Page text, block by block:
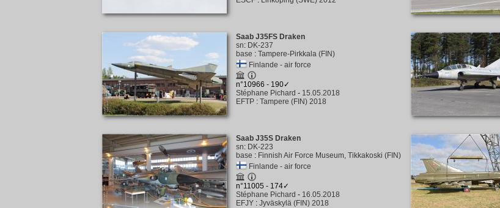
Saab J35FS Draken
sn: DK-237
base : Tampere-Pirkkala (FIN)
Finlande - air force
n°10966 - 190✓
Stéphane Pichard - 15.05.2018
EFTP : Tampere (FIN) 2018
Saab J35S Draken
sn: DK-223
base : Finnish Air Force Museum, Tikkakoski (FIN)
Finlande - air force
n°11005 - 174✓
Stéphane Pichard - 16.05.2018
EFJY : Jyväskylä (FIN) 2018